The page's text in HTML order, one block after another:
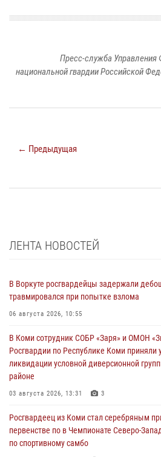
Пресс-служба
национальной гвардии Российской
← Предыдущая
ЛЕНТА НОВОСТЕЙ
В Воркуте росгвардейцы задержали
травмировался при попытке взлома
06 августа 2026, 10:55
В Коми сотрудник СОБР «Заря» и ОМОН
Росгвардии по Республике Коми приняли
ликвидации условной диверсионной
районе
03 августа 2026, 13:31 3
Росгвардеец из Коми стал серебряным
первенстве по в Чемпионате Северо-
по спортивному самбо